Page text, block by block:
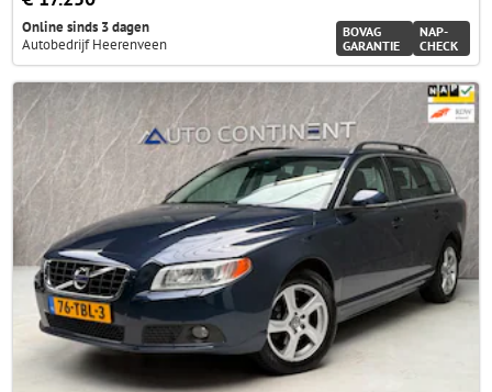
Online sinds 3 dagen
Autobedrijf Heerenveen
BOVAG
GARANTIE
NAP-
CHECK